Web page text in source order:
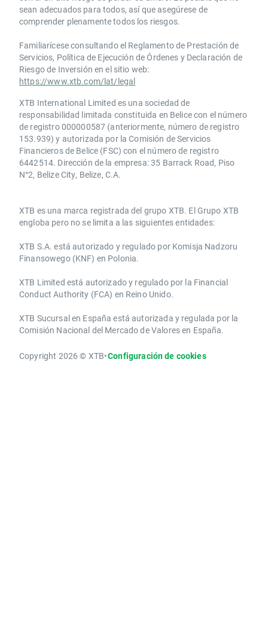
sean adecuados para todos, así que asegúrese de
comprender plenamente todos los riesgos.
Familiarícese consultando el Reglamento de Prestación de
Servicios, Política de Ejecución de Órdenes y Declaración de
Riesgo de Inversión en el sitio web:
https://www.xtb.com/lat/legal
XTB International Limited es una sociedad de
responsabilidad limitada constituida en Belice con el número
de registro 000000587 (anteriormente, número de registro
153.939) y autorizada por la Comisión de Servicios
Financieros de Belice (FSC) con el número de registro
6442514. Dirección de la empresa: 35 Barrack Road, Piso
N°2, Belize City, Belize, C.A.
​​XTB es una marca registrada del grupo XTB. El Grupo XTB
engloba pero no se limita a las siguientes entidades:
XTB S.A.​ está autorizado y regulado por Komisja Nadzoru
Finansowego (KNF) ​en Polonia.
XTB Limited ​está autorizado y regulado por la ​Financial
Conduct Authority ​(FCA) en ​​Reino Unido.
XTB Sucursal en España está autorizada y regulada por la
Comisión Nacional del Mercado de Valores en España.
Copyright 2026 © XTB•Configuración de cookies